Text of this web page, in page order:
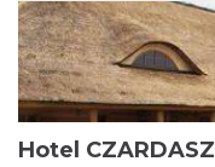
Hotel CZARDASZ